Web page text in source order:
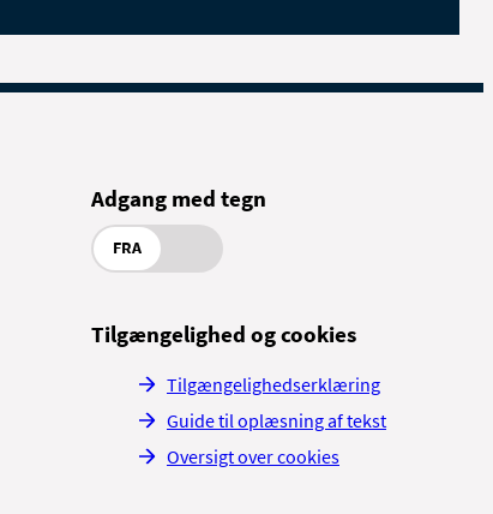
Adgang med tegn
FRA
Tilgængelighed og cookies
Tilgængelighedserklæring
Guide til oplæsning af tekst
Oversigt over cookies